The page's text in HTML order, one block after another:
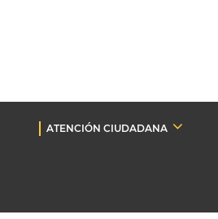
ATENCIÓN CIUDADANA